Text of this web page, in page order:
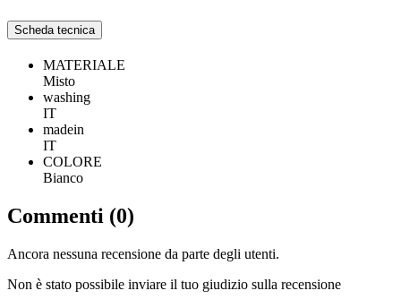
Scheda tecnica
MATERIALE
Misto
washing
IT
madein
IT
COLORE
Bianco
Commenti (0)
Ancora nessuna recensione da parte degli utenti.
Non è stato possibile inviare il tuo giudizio sulla recensione